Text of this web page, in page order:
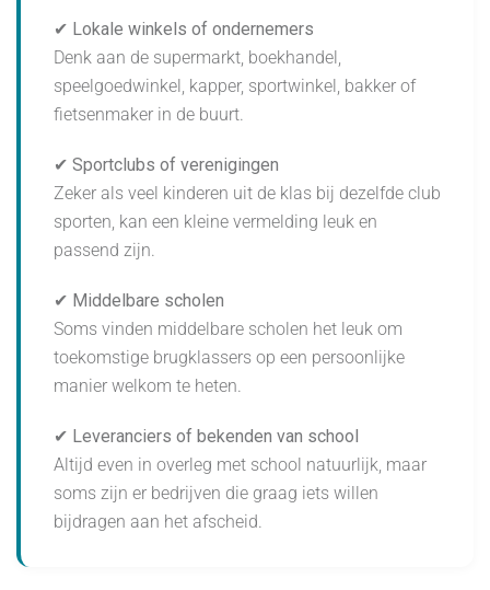
✔ Lokale winkels of ondernemers
Denk aan de supermarkt, boekhandel,
speelgoedwinkel, kapper, sportwinkel, bakker of
fietsenmaker in de buurt.
✔ Sportclubs of verenigingen
Zeker als veel kinderen uit de klas bij dezelfde club
sporten, kan een kleine vermelding leuk en
passend zijn.
✔ Middelbare scholen
Soms vinden middelbare scholen het leuk om
toekomstige brugklassers op een persoonlijke
manier welkom te heten.
✔ Leveranciers of bekenden van school
Altijd even in overleg met school natuurlijk, maar
soms zijn er bedrijven die graag iets willen
bijdragen aan het afscheid.